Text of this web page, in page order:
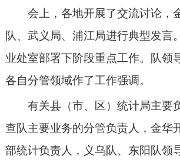
会上，各地开展了交流讨论，
队、 武义 局、 浦江局进行典型发言
业处室部署下阶段重点工作。队领
各自分管领域作了工作强调。
有关县（市、区）统计局主要
查队主要业务的分管负责人 ，金华
部统计负责人，义乌队、东阳队领